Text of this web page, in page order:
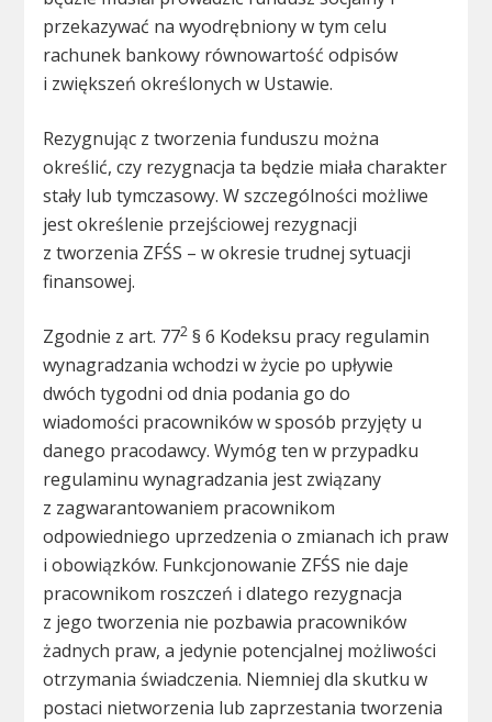
przekazywać na wyodrębniony w tym celu
rachunek bankowy równowartość odpisów
i zwiększeń określonych w Ustawie.
Rezygnując z tworzenia funduszu można
określić, czy rezygnacja ta będzie miała charakter
stały lub tymczasowy. W szczególności możliwe
jest określenie przejściowej rezygnacji
z tworzenia ZFŚS – w okresie trudnej sytuacji
finansowej.
Zgodnie z art. 772§ 6 Kodeksu pracy regulamin
wynagradzania wchodzi w życie po upływie
dwóch tygodni od dnia podania go do
wiadomości pracowników w sposób przyjęty u
danego pracodawcy. Wymóg ten w przypadku
regulaminu wynagradzania jest związany
z zagwarantowaniem pracownikom
odpowiedniego uprzedzenia o zmianach ich praw
i obowiązków. Funkcjonowanie ZFŚS nie daje
pracownikom roszczeń i dlatego rezygnacja
z jego tworzenia nie pozbawia pracowników
żadnych praw, a jedynie potencjalnej możliwości
otrzymania świadczenia. Niemniej dla skutku w
postaci nietworzenia lub zaprzestania tworzenia